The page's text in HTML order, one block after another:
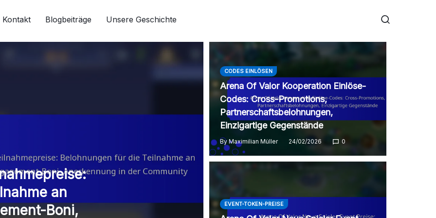
Kontakt Blogbeiträge Unsere Geschichte
an
Boni,
CODES EINLÖSEN
Arena Of Valor Kooperation Einlöse-
Codes: Cross-Promotions,
Partnerschaftsbelohnungen,
Einzigartige Gegenstände
By Maximilian Müller 24/02/2026 0
EVENT-TOKEN-PREISE